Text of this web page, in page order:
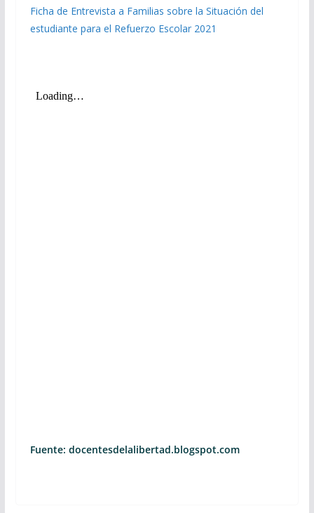
Ficha de Entrevista a Familias sobre la Situación del
estudiante para el Refuerzo Escolar 2021
Fuente: docentesdelalibertad.blogspot.com